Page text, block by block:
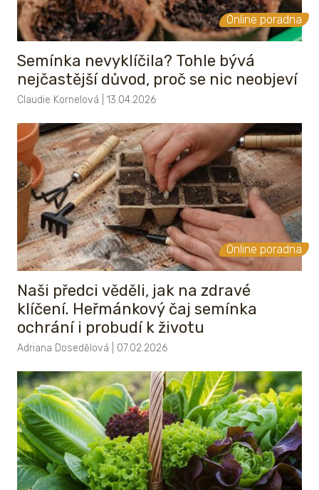
Online poradna
Semínka nevyklíčila? Tohle bývá
nejčastější důvod, proč se nic neobjeví
Claudie Kornelová | 13.04.2026
Online poradna
Naši předci věděli, jak na zdravé
klíčení. Heřmánkový čaj semínka
ochrání i probudí k životu
Adriana Dosedělová | 07.02.2026